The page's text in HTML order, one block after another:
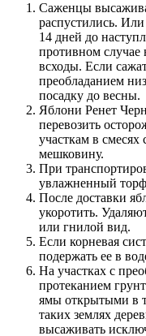
Саженцы
распустились.
14 дней до
противном случае
всходы. Если
преобладанием
посадку до весны.
Яблони Ренет
перевозить
участкам в
мешковину.
При
увлажненный
После доставки
укоротить.
или гнилой вид.
Если корневая
подержать ее в
На участках с
протеканием
ямы открытыми в
таких землях
высаживать